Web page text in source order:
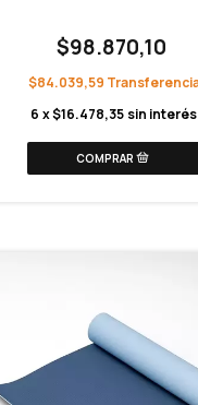
$98.870,10
$84.039,59
6 x$16.478,35 sin interés